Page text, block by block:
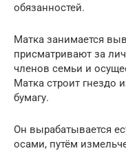
обязанностей.
Матка занимается
присматривают за
членов семьи и
Матка строит гнездо
бумагу.
Он вырабатывается
осами, путём